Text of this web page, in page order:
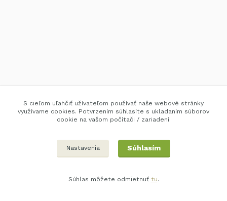
S cieľom uľahčiť užívateľom používať naše webové stránky
využívame cookies. Potvrzením súhlasíte s ukladaním súborov
cookie na vašom počítači / zariadení.
Nastavenia Súhlasím
Súhlas môžete odmietnuť tu.